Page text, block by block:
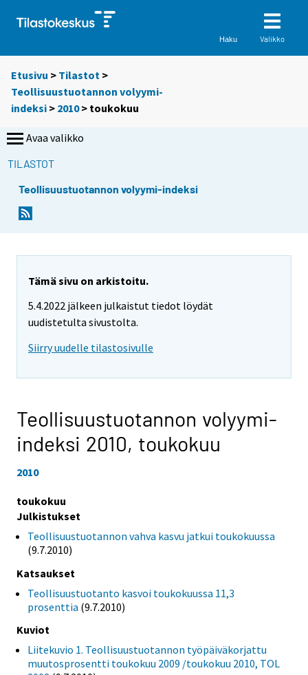
Haku Valikko
Etusivu > Tilastot >
Teollisuustuotannon volyymi-
indeksi > 2010> toukokuu
Avaa valikko
TILASTOT
Teollisuustuotannon volyymi-indeksi
Tämä sivu on arkistoitu.
5.4.2022 jälkeen julkaistut tiedot löydät
uudistetulta sivustolta.
Siirry uudelle tilastosivulle
Teollisuustuotannon volyymi-
indeksi 2010, toukokuu
2010
toukokuu
Julkistukset
Teollisuustuotannon vahva kasvu jatkui toukokuussa
(9.7.2010)
Katsaukset
Teollisuustuotanto kasvoi toukokuussa 11,3
prosenttia (9.7.2010)
Kuviot
Liitekuvio 1. Teollisuustuotannon työpäiväkorjattu
muutosprosentti toukokuu 2009 /toukokuu 2010, TOL